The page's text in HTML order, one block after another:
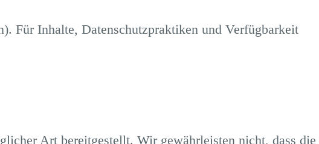
Für Inhalte, Datenschutzpraktiken und Verfügbarkeit
Art bereitgestellt. Wir gewährleisten nicht, dass die